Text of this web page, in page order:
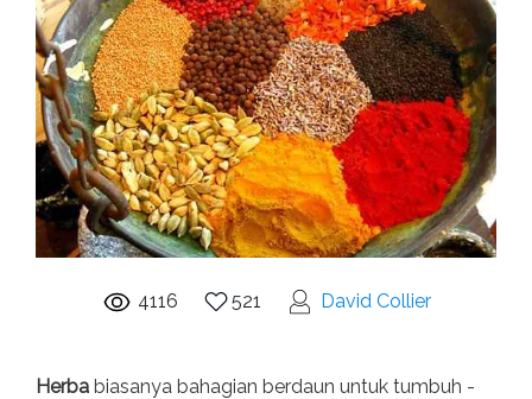
4116 521 David Collier
Herba biasanya bahagian berdaun untuk tumbuh -